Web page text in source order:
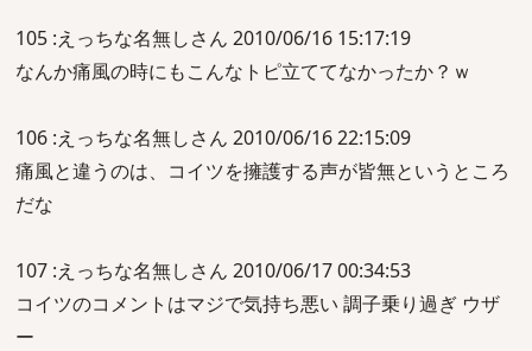
105 :えっちな名無しさん 2010/06/16 15:17:19
なんか痛風の時にもこんなトピ立ててなかったか？ｗ
106 :えっちな名無しさん 2010/06/16 22:15:09
痛風と違うのは、コイツを擁護する声が皆無というところ
だな
107 :えっちな名無しさん 2010/06/17 00:34:53
コイツのコメントはマジで気持ち悪い 調子乗り過ぎ ウザ
ー